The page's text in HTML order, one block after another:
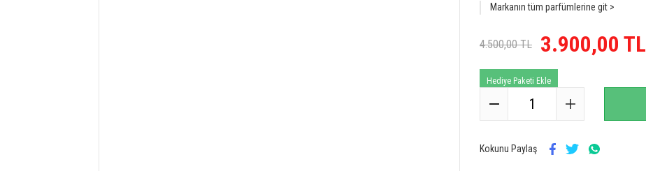
Markanın tüm parfümlerine git >
4.500,00 TL 3.900,00 TL
Hediye Paketi Ekle
Kokunu Paylaş